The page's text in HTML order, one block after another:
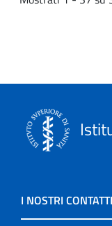
I NOSTRI CONTATTI